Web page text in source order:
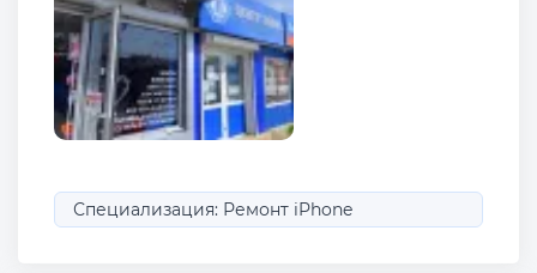
Специализация: Ремонт iPhone